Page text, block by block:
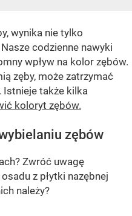
wynika nie tylko
codzienne nawyki
wpływ na kolor zębów.
zęby, może zatrzymać
także kilka
koloryt zębów.
zębów
Zwróć uwagę
z płytki nazębnej
należy?